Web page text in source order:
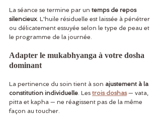
La séance se termine par un temps de repos
silencieux. L'huile résiduelle est laissée à pénétrer
ou délicatement essuyée selon le type de peau et
le programme de la journée.
Adapter le mukabhyanga à votre dosha
dominant
La pertinence du soin tient à son ajustement à la
constitution individuelle. Les trois doshas — vata,
pitta et kapha — ne réagissent pas de la même
façon au toucher.